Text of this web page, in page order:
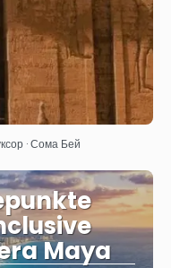
· Сома Бей
Maya